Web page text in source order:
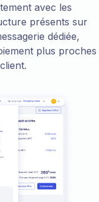
avec les
présents sur
dédiée,
plus proches